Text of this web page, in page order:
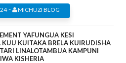
- MICHUZI BLOG
YAFUNGUA KESI
KUITAKA BRELA KUIRUDISHA
LINALOTAMBUA KAMPUNI
KISHERIA